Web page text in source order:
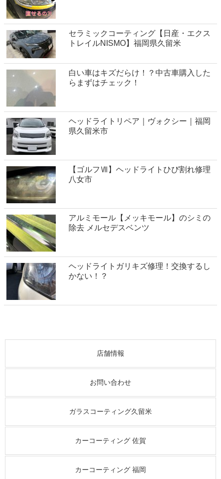
セラミックコーティング【日産・エクス
トレイルNISMO】福岡県久留米
白い車はキズだらけ！？中古車購入した
らまずはチェック！
ヘッドライトリペア｜ヴォクシー｜福岡
県久留米市
【ゴルフⅦ】ヘッドライトひび割れ修理
八女市
アルミモール【メッキモール】のシミの
除去 メルセデスベンツ
ヘッドライトガリキズ修理！交換するし
かない！？
店舗情報
お問い合わせ
ガラスコーティング久留米
カーコーティング 佐賀
カーコーティング 福岡